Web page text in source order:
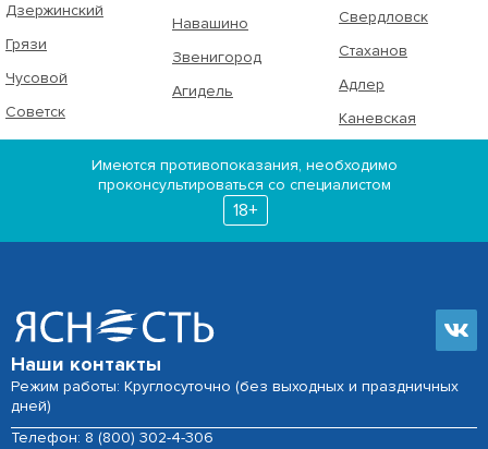
Дзержинский
Грязи
Чусовой
Советск
Навашино
Звенигород
Агидель
Свердловск
Стаханов
Адлер
Каневская
Имеются противопоказания, необходимо
проконсультироваться со специалистом
18+
Наши контакты
Режим работы: Круглосуточно (без выходных и праздничных
дней)
Телефон: 8 (800) 302-4-306